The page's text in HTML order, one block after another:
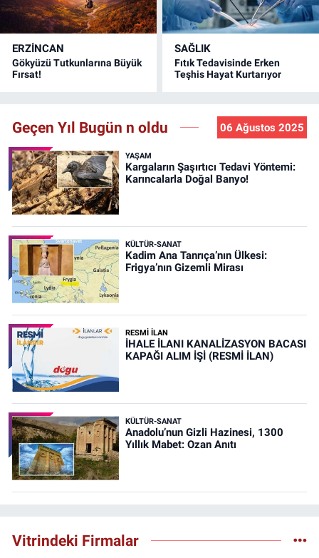
ERZINCAN
Gökyüzü Tutkunlarına Büyük
Fırsat!
SAĞLIK
Fıtık Tedavisinde Erken
Teşhis Hayat Kurtarıyor
Geçen Yıl Bugün n oldu 06 Ağustos 2025
YAŞAM
Kargaların Şaşırtıcı Tedavi Yöntemi:
Karıncalarla Doğal Banyo!
KÜLTÜR-SANAT
Kadim Ana Tanrıça’nın Ülkesi:
Frigya’nın Gizemli Mirası
RESMİ İLAN
İHALE İLANI KANALİZASYON BACASI
KAPAĞI ALIM İŞİ (RESMİ İLAN)
KÜLTÜR-SANAT
Anadolu’nun Gizli Hazinesi, 1300
Yıllık Mabet: Ozan Anıtı
Vitrindeki Firmalar